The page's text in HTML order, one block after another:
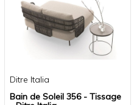
Ditre Italia
Bain de Soleil 356 - Tissage